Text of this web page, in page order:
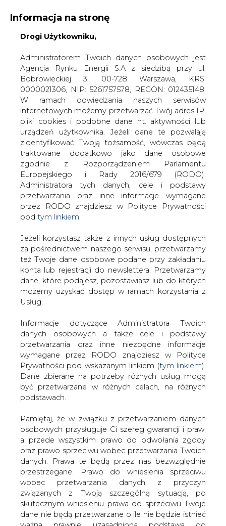
KONTAKT:
WYDAWCA PORTALU:
WYSOKI KONTRAST A A
ZALOGUJ SIĘ
WŁĄCZ CIRE.TV
Informacja na stronę
Drogi Użytkowniku,
Administratorem Twoich danych osobowych jest
Agencja Rynku Energii S.A z siedzibą przy ul.
Bobrowieckiej 3, 00-728 Warszawa, KRS:
0000021306, NIP: 5261757578, REGON: 012435148.
W ramach odwiedzania naszych serwisów
internetowych możemy przetwarzać Twój adres IP,
pliki cookies i podobne dane nt. aktywności lub
urządzeń użytkownika. Jeżeli dane te pozwalają
zidentyfikować Twoją tożsamość, wówczas będą
traktowane dodatkowo jako dane osobowe
zgodnie z Rozporządzeniem Parlamentu
Europejskiego i Rady 2016/679 (RODO).
Administratora tych danych, cele i podstawy
przetwarzania oraz inne informacje wymagane
przez RODO znajdziesz w Polityce Prywatności
pod tym linkiem.
Jeżeli korzystasz także z innych usług dostępnych
za pośrednictwem naszego serwisu, przetwarzamy
też Twoje dane osobowe podane przy zakładaniu
konta lub rejestracji do newslettera. Przetwarzamy
dane, które podajesz, pozostawiasz lub do których
możemy uzyskać dostęp w ramach korzystania z
Usług.
Informacje dotyczące Administratora Twoich
danych osobowych a także cele i podstawy
przetwarzania oraz inne niezbędne informacje
wymagane przez RODO znajdziesz w Polityce
Prywatności pod wskazanym linkiem (tym linkiem).
Dane zbierane na potrzeby różnych usług mogą
być przetwarzane w różnych celach, na różnych
podstawach.
Pamiętaj, że w związku z przetwarzaniem danych
osobowych przysługuje Ci szereg gwarancji i praw,
a przede wszystkim prawo do odwołania zgody
oraz prawo sprzeciwu wobec przetwarzania Twoich
danych. Prawa te będą przez nas bezwzględnie
przestrzegane. Prawo do wniesienia sprzeciwu
wobec przetwarzania danych z przyczyn
związanych z Twoją szczególną sytuacją, po
skutecznym wniesieniu prawa do sprzeciwu Twoje
dane nie będą przetwarzane o ile nie będzie istnieć
Strona główna
SERWIS INFORMACYJNY CIRE
/ Ustawa o ochronie odbiorców energii elektrycznej
w 2023 roku z podpisem prezydenta
2022-10-17 07:00
drukuj
skomentuj
udostępnij:
Ustawa o ochronie odbiorców
energii elektrycznej w 2023 roku z
podpisem prezydenta